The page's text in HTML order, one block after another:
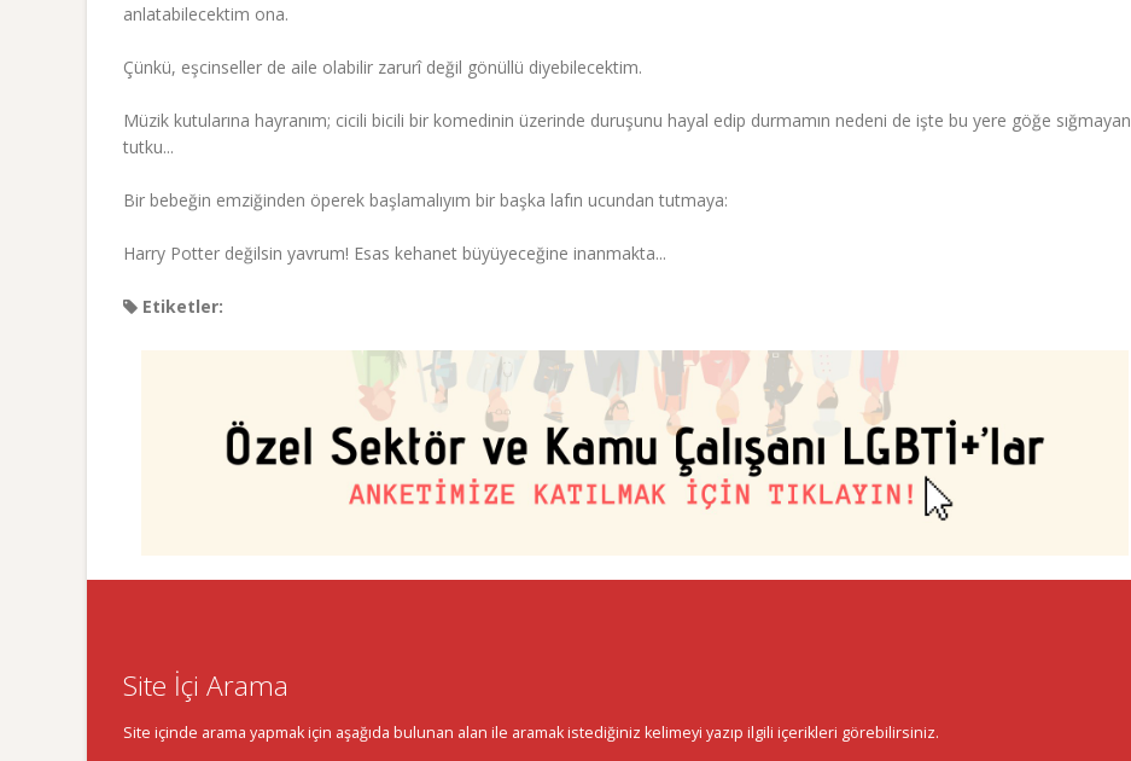
anlatabilecektim ona.
Çünkü, eşcinseller de aile olabilir zarurî değil gönüllü diyebilecektim.
Müzik kutularına hayranım; cicili bicili bir komedinin üzerinde duruşunu hayal edip durmamın nedeni de işte bu yere göğe sığmayan
tutku...
Bir bebeğin emziğinden öperek başlamalıyım bir başka lafın ucundan tutmaya:
Harry Potter değilsin yavrum! Esas kehanet büyüyeceğine inanmakta...
Etiketler:
Site İçi Arama
Site içinde arama yapmak için aşağıda bulunan alan ile aramak istediğiniz kelimeyi yazıp ilgili içerikleri görebilirsiniz.